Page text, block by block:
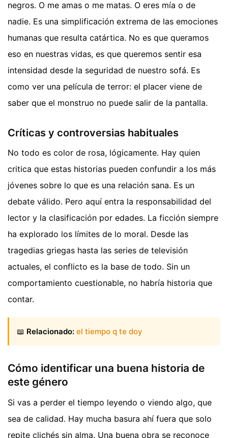
negros. O me amas o me matas. O eres mía o de
nadie. Es una simplificación extrema de las emociones
humanas que resulta catártica. No es que queramos
eso en nuestras vidas, es que queremos sentir esa
intensidad desde la seguridad de nuestro sofá. Es
como ver una película de terror: el placer viene de
saber que el monstruo no puede salir de la pantalla.
Críticas y controversias habituales
No todo es color de rosa, lógicamente. Hay quien
critica que estas historias pueden confundir a los más
jóvenes sobre lo que es una relación sana. Es un
debate válido. Pero aquí entra la responsabilidad del
lector y la clasificación por edades. La ficción siempre
ha explorado los límites de lo moral. Desde las
tragedias griegas hasta las series de televisión
actuales, el conflicto es la base de todo. Sin un
comportamiento cuestionable, no habría historia que
contar.
📖 Relacionado: el tiempo q te doy
Cómo identificar una buena historia de
este género
Si vas a perder el tiempo leyendo o viendo algo, que
sea de calidad. Hay mucha basura ahí fuera que solo
repite clichés sin alma. Una buena obra se reconoce